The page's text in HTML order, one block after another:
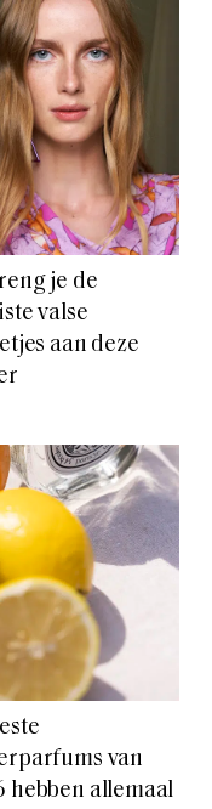
je de
valse
aan deze
van
hebben allemaal